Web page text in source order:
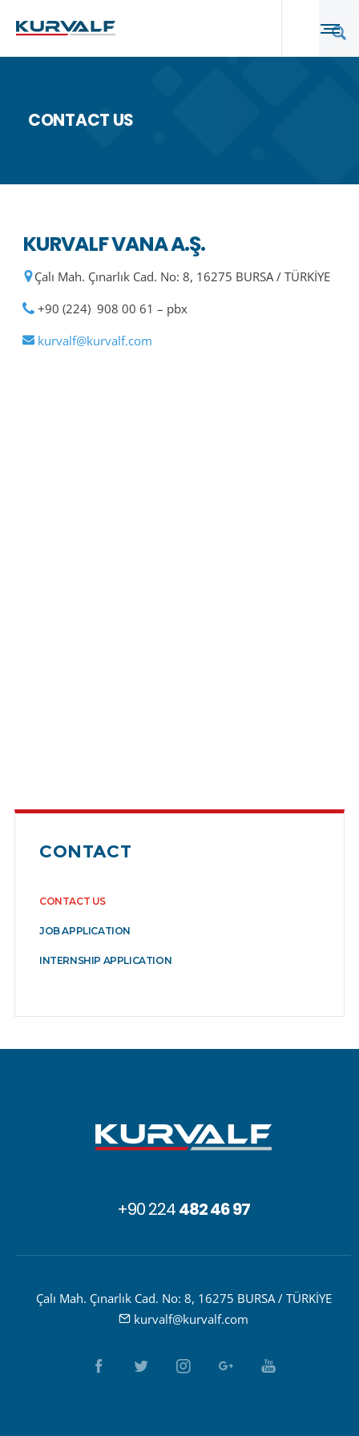
CONTACT US
KURVALF VANA A.Ş.
Çalı Mah. Çınarlık Cad. No: 8, 16275 BURSA / TÜRKİYE
+90 (224) 908 00 61 – pbx
kurvalf@kurvalf.com
CONTACT
CONTACT US
JOB APPLICATION
INTERNSHIP APPLICATION
+90 224482 46 97
Çalı Mah. Çınarlık Cad. No: 8, 16275 BURSA / TÜRKİYE
kurvalf@kurvalf.com